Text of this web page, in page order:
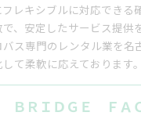
レキシブルに対応できる
、安定したサービス提供
ス専門のレンタル業を名
て柔軟に応えております。
ＢＲＩＤＧＥ ＦＡ